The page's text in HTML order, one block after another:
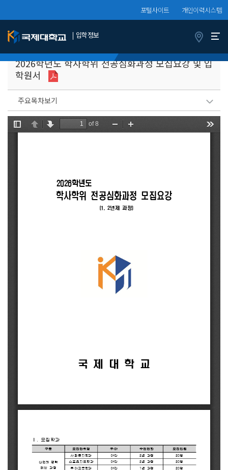
포털사이트 개인이력시스템
입학정보모집요강
2026학년도 학사학위 전공심화과정 모집요강 및 입
학원서
주요목차보기